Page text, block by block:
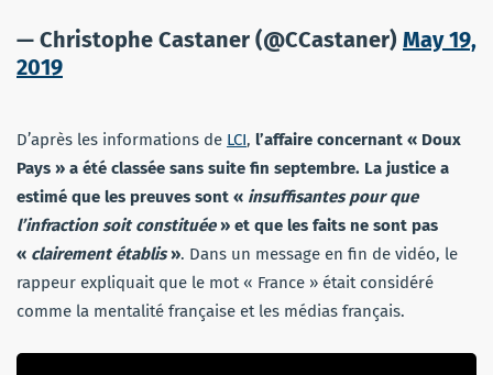
— Christophe Castaner (@CCastaner) May 19,
2019
D’après les informations de LCI, l’affaire concernant « Doux
Pays » a été classée sans suite fin septembre. La justice a
estimé que les preuves sont « insuffisantes pour que
l’infraction soit constituée» et que les faits ne sont pas
« clairement établis». Dans un message en fin de vidéo, le
rappeur expliquait que le mot « France » était considéré
comme la mentalité française et les médias français.